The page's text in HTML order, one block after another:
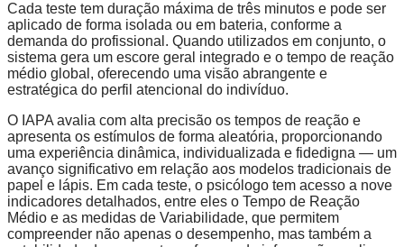
Cada teste tem duração máxima de três minutos e pode ser
aplicado de forma isolada ou em bateria, conforme a
demanda do profissional. Quando utilizados em conjunto, o
sistema gera um escore geral integrado e o tempo de reação
médio global, oferecendo uma visão abrangente e
estratégica do perfil atencional do indivíduo.
O IAPA avalia com alta precisão os tempos de reação e
apresenta os estímulos de forma aleatória, proporcionando
uma experiência dinâmica, individualizada e fidedigna — um
avanço significativo em relação aos modelos tradicionais de
papel e lápis. Em cada teste, o psicólogo tem acesso a nove
indicadores detalhados, entre eles o Tempo de Reação
Médio e as medidas de Variabilidade, que permitem
compreender não apenas o desempenho, mas também a